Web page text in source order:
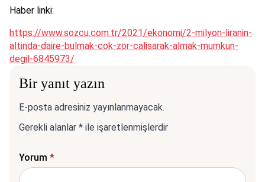
Haber linki:
https://www.sozcu.com.tr/2021/ekonomi/2-milyon-liranin-
altinda-daire-bulmak-cok-zor-calisarak-almak-mumkun-
degil-6845973/
Bir yanıt yazın
E-posta adresiniz yayınlanmayacak.
Gerekli alanlar * ile işaretlenmişlerdir
Yorum *